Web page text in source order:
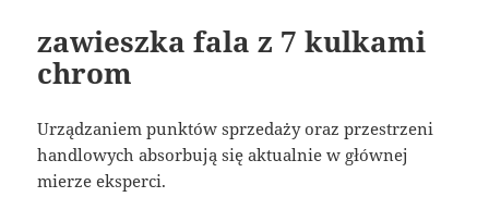
zawieszka fala z 7 kulkami
chrom
Urządzaniem punktów sprzedaży oraz przestrzeni
handlowych absorbują się aktualnie w głównej
mierze eksperci.